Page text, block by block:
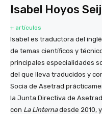
Isabel Hoyos
+ artículos
Isabel es traductora del
de temas científicos y
principales especialidades
del que lleva traducidos y
Socia de Asetrad
la Junta Directiva de
con La Linternadesde 2010,